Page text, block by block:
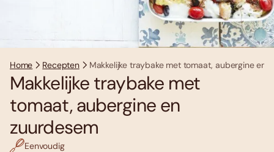
Home Recepten Makkelijke traybake met tomaat, aubergine en
Makkelijke traybake met
tomaat, aubergine en
zuurdesem
Eenvoudig